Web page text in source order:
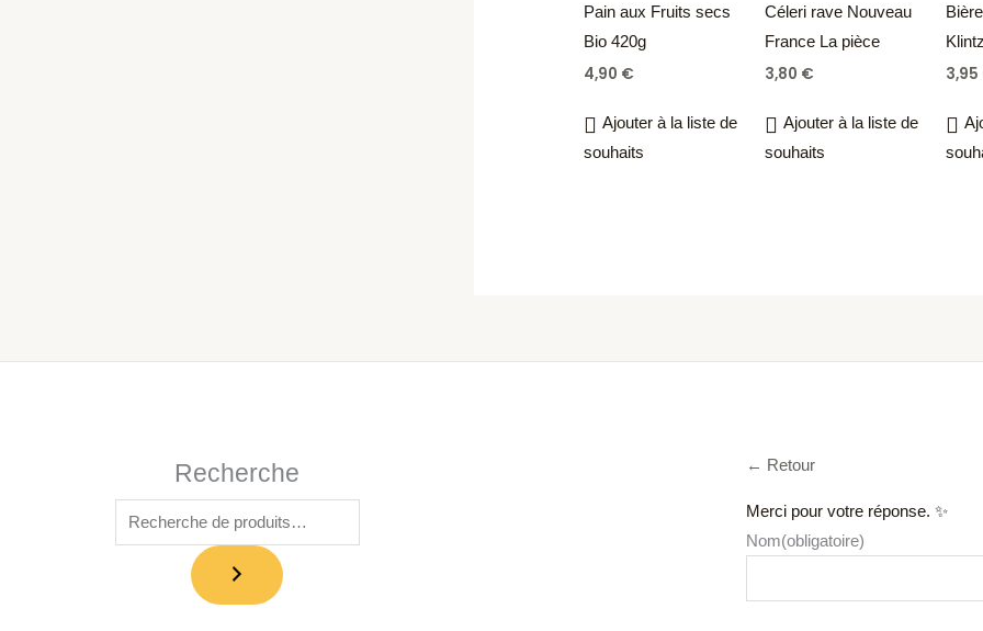
Pain aux Fruits secs
Bio 420g
4,90 €
Ajouter à la liste de
souhaits
Céleri rave Nouveau
France La pièce
3,80 €
Ajouter à la liste de
souhaits
3,95
Recherche ← Retour
Merci pour votre réponse. ✨
Nom(obligatoire)